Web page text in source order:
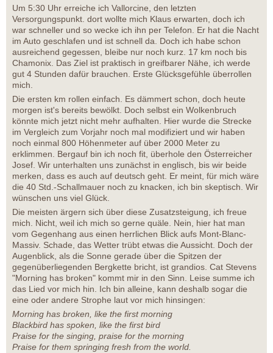
Um 5:30 Uhr erreiche ich Vallorcine, den letzten
Versorgungspunkt. dort wollte mich Klaus erwarten, doch ich
war schneller und so wecke ich ihn per Telefon. Er hat die Nacht
im Auto geschlafen und ist schnell da. Doch ich habe schon
ausreichend gegessen, bleibe nur noch kurz. 17 km noch bis
Chamonix. Das Ziel ist praktisch in greifbarer Nähe, ich werde
gut 4 Stunden dafür brauchen. Erste Glücksgefühle überrollen
mich.
Die ersten km rollen einfach. Es dämmert schon, doch heute
morgen ist's bereits bewölkt. Doch selbst ein Wolkenbruch
könnte mich jetzt nicht mehr aufhalten. Hier wurde die Strecke
im Vergleich zum Vorjahr noch mal modifiziert und wir haben
noch einmal 800 Höhenmeter auf über 2000 Meter zu
erklimmen. Bergauf bin ich noch fit, überhole den Österreicher
Josef. Wir unterhalten uns zunächst in englisch, bis wir beide
merken, dass es auch auf deutsch geht. Er meint, für mich wäre
die 40 Std.-Schallmauer noch zu knacken, ich bin skeptisch. Wir
wünschen uns viel Glück.
Die meisten ärgern sich über diese Zusatzsteigung, ich freue
mich. Nicht, weil ich mich so gerne quäle. Nein, hier hat man
vom Gegenhang aus einen herrlichen Blick aufs Mont-Blanc-
Massiv. Schade, das Wetter trübt etwas die Aussicht. Doch der
Augenblick, als die Sonne gerade über die Spitzen der
gegenüberliegenden Bergkette bricht, ist grandios. Cat Stevens
"Morning has broken" kommt mir in den Sinn. Leise summe ich
das Lied vor mich hin. Ich bin alleine, kann deshalb sogar die
eine oder andere Strophe laut vor mich hinsingen:
Morning has broken, like the first morning
Blackbird has spoken, like the first bird
Praise for the singing, praise for the morning
Praise for them springing fresh from the world.